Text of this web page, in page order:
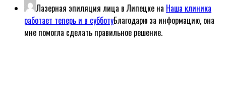
Лазерная эпиляция лица в Липецке на Наша клиника
работает теперь и в субботуБлагодарю за информацию, она
мне помогла сделать правильное решение.